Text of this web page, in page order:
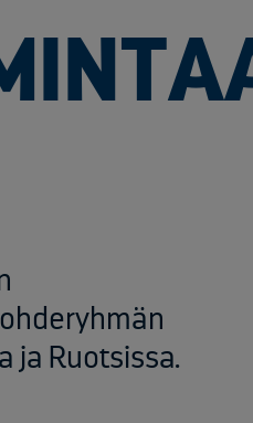
ja Ruotsissa.